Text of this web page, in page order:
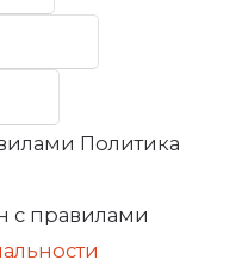
Политика
с правилами